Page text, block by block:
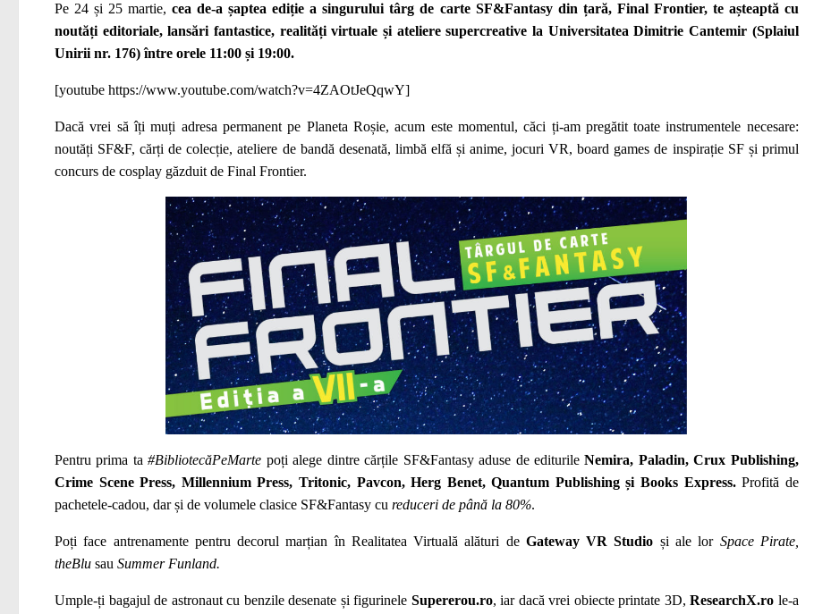
Pe 24 și 25 martie,cea de-a șaptea ediție a singurului târg de carte SF&Fantasy din țară, Final Frontier,te așteaptă cu
noutăți editoriale, lansări fantastice, realități virtuale și ateliere supercreative la Universitatea Dimitrie Cantemir (Splaiul
Unirii nr. 176) între orele 11:00 și 19:00.
[youtube https://www.youtube.com/watch?v=4ZAOtJeQqwY]
Dacă vrei să îți muți adresa permanent pe Planeta Roșie, acum este momentul, căci ți-am pregătit toate instrumentele necesare:
noutăți SF&F, cărți de colecție, ateliere de bandă desenată, limbă elfă și anime, jocuri VR, board games de inspirație SF și primul
concurs de cosplay găzduit de Final Frontier.
Pentru prima ta#BibliotecăPeMarte poți alege dintre cărțile SF&Fantasy aduse de editurileNemira, Paladin, Crux Publishing,
Crime Scene Press, Millennium Press, Tritonic, Pavcon, Herg Benet, Quantum Publishing și Books Express.Profită de
pachetele-cadou, dar și de volumele clasice SF&Fantasy cu reduceri de până la 80%.
Poți face antrenamente pentru decorul marțian în Realitatea Virtuală alături de Gateway VR Studio și ale lor Space Pirate,
theBlu sau Summer Funland.
Umple-ți bagajul de astronaut cu benzile desenate și figurinele Supererou.ro, iar dacă vrei obiecte printate 3D,ResearchX.ro le-a